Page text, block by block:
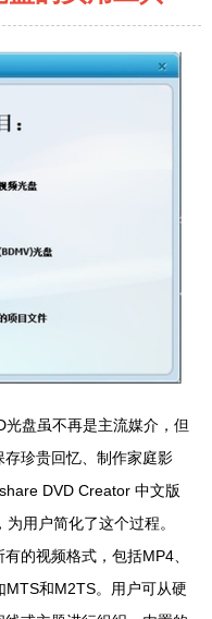
盘虽不再是主流媒介，但
珍贵回忆、制作家庭影
DVD Creator 中文版
用户简化了这个过程。
的视频格式，包括MP4、
MTS和M2TS。用户可从硬